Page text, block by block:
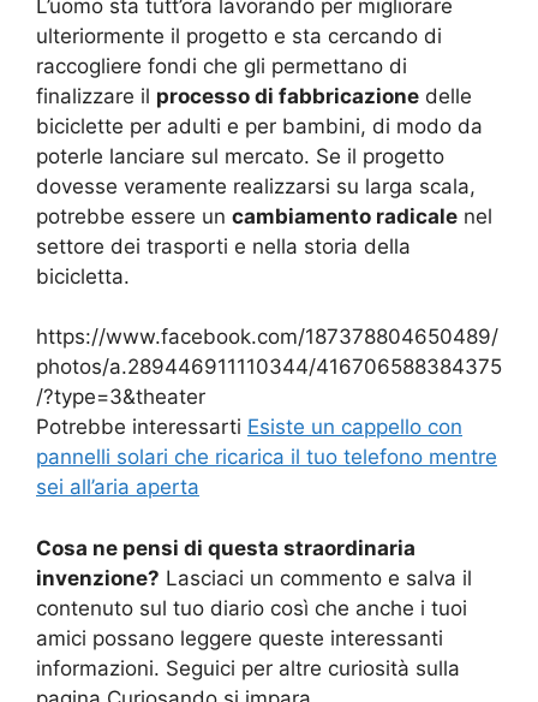
L’uomo sta tutt’ora lavorando per migliorare
ulteriormente il progetto e sta cercando di
raccogliere fondi che gli permettano di
finalizzare il processo di fabbricazione delle
biciclette per adulti e per bambini, di modo da
poterle lanciare sul mercato. Se il progetto
dovesse veramente realizzarsi su larga scala,
potrebbe essere un cambiamento radicale nel
settore dei trasporti e nella storia della
bicicletta.
https://www.facebook.com/187378804650489/
photos/a.289446911110344/416706588384375
/?type=3&theater
Potrebbe interessarti Esiste un cappello con
pannelli solari che ricarica il tuo telefono mentre
sei all’aria aperta
Cosa ne pensi di questa straordinaria
invenzione? Lasciaci un commento e salva il
contenuto sul tuo diario così che anche i tuoi
amici possano leggere queste interessanti
informazioni. Seguici per altre curiosità sulla